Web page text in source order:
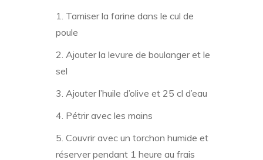
Tamiser la farine dans le cul de
poule
Ajouter la levure de boulanger et le
sel
Ajouter l’huile d’olive et 25 cl d’eau
Pétrir avec les mains
Couvrir avec un torchon humide et
réserver pendant 1 heure au frais